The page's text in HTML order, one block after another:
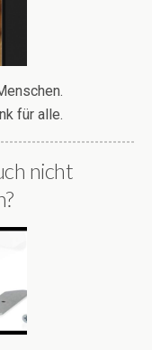
für alle.
nicht